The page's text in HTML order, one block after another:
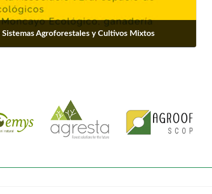
Agroforestales y Cultivos Mixtos